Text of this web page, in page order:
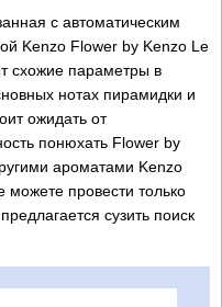
с автоматическим
Kenzo Flower by Kenzo Le
схожие параметры в
нотах пирамидки и
ожидать от
понюхать Flower by
ароматами Kenzo
провести только
сузить поиск